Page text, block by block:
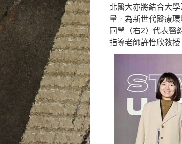
北醫大亦將結合大
量，為新世代醫療
同學（右2）代表醫
指導老師許怡欣教授